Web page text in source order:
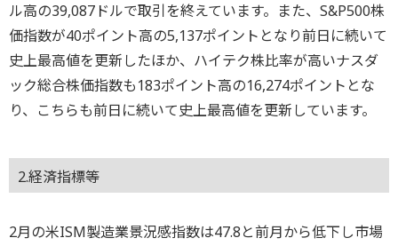
ル高の39,087ドルで取引を終えています。また、S&P500株
価指数が40ポイント高の5,137ポイントとなり前日に続いて
史上最高値を更新したほか、ハイテク株比率が高いナスダ
ック総合株価指数も183ポイント高の16,274ポイントとな
り、こちらも前日に続いて史上最高値を更新しています。
2.経済指標等
2月の米ISM製造業景況感指数は47.8と前月から低下し市場